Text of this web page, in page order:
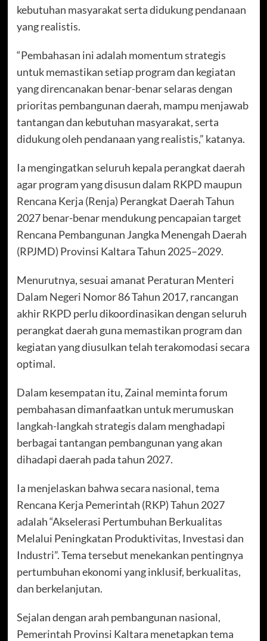
kebutuhan masyarakat serta didukung pendanaan
yang realistis.
“Pembahasan ini adalah momentum strategis
untuk memastikan setiap program dan kegiatan
yang direncanakan benar-benar selaras dengan
prioritas pembangunan daerah, mampu menjawab
tantangan dan kebutuhan masyarakat, serta
didukung oleh pendanaan yang realistis,” katanya.
Ia mengingatkan seluruh kepala perangkat daerah
agar program yang disusun dalam RKPD maupun
Rencana Kerja (Renja) Perangkat Daerah Tahun
2027 benar-benar mendukung pencapaian target
Rencana Pembangunan Jangka Menengah Daerah
(RPJMD) Provinsi Kaltara Tahun 2025–2029.
Menurutnya, sesuai amanat Peraturan Menteri
Dalam Negeri Nomor 86 Tahun 2017, rancangan
akhir RKPD perlu dikoordinasikan dengan seluruh
perangkat daerah guna memastikan program dan
kegiatan yang diusulkan telah terakomodasi secara
optimal.
Dalam kesempatan itu, Zainal meminta forum
pembahasan dimanfaatkan untuk merumuskan
langkah-langkah strategis dalam menghadapi
berbagai tantangan pembangunan yang akan
dihadapi daerah pada tahun 2027.
Ia menjelaskan bahwa secara nasional, tema
Rencana Kerja Pemerintah (RKP) Tahun 2027
adalah “Akselerasi Pertumbuhan Berkualitas
Melalui Peningkatan Produktivitas, Investasi dan
Industri”. Tema tersebut menekankan pentingnya
pertumbuhan ekonomi yang inklusif, berkualitas,
dan berkelanjutan.
Sejalan dengan arah pembangunan nasional,
Pemerintah Provinsi Kaltara menetapkan tema